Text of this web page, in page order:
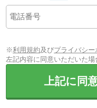
※利用規約及びプライバシー
左記内容に同意いただいた場
上記に同